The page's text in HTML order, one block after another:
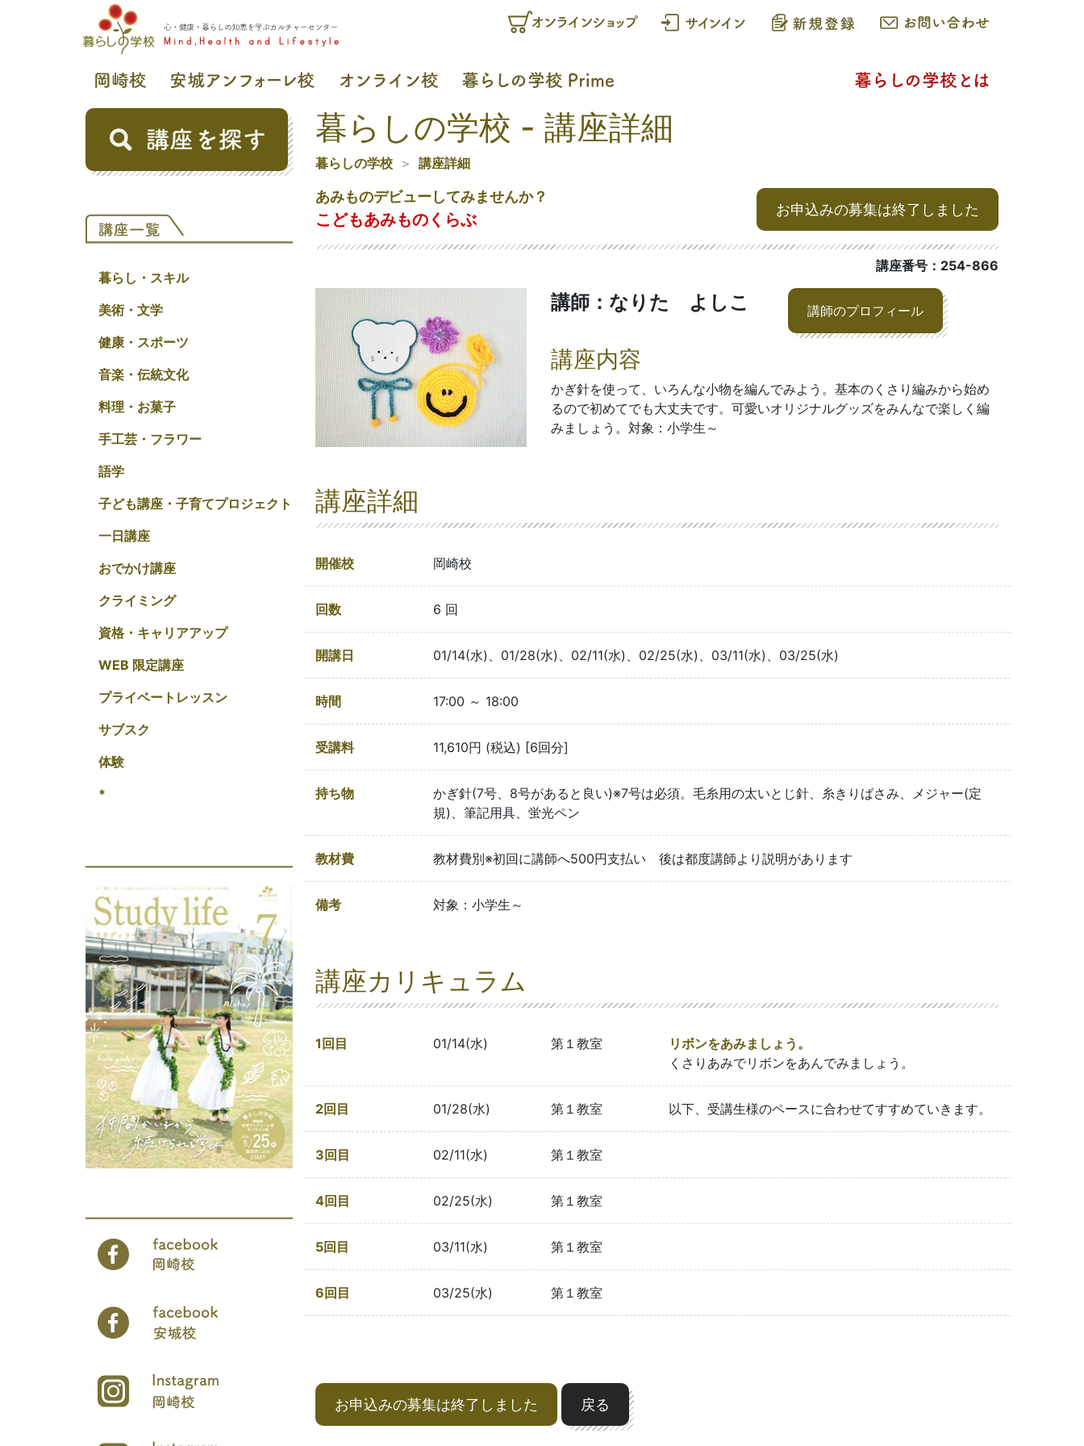
暮らし・スキル
美術・文学
健康・スポーツ
音楽・伝統文化
料理・お菓子
手工芸・フラワー
語学
子ども講座・子育てプロジェクト
一日講座
おでかけ講座
クライミング
資格・キャリアアップ
WEB 限定講座
プライベートレッスン
サブスク
体験
*
暮らしの学校 - 講座詳細
暮らしの学校 講座詳細
あみものデビューしてみませんか？
こどもあみものくらぶ
お申込みの募集は終了しました
講座番号：254-866
講師：なりた よしこ 講師のプロフィール
講座内容
かぎ針を使って、いろんな小物を編んでみよう。基本のくさり編みから始め
るので初めてでも大丈夫です。可愛いオリジナルグッズをみんなで楽しく編
みましょう。対象：小学生～
講座詳細
開催校 岡崎校
回数 6 回
開講日 01/14(水)、01/28(水)、02/11(水)、02/25(水)、03/11(水)、03/25(水)
時間 17:00 ～ 18:00
受講料 11,610円 (税込) [6回分]
持ち物
かぎ針(7号、8号があると良い)※7号は必須。毛糸用の太いとじ針、糸きりばさみ、メジャー(定
規)、筆記用具、蛍光ペン
教材費 教材費別※初回に講師へ500円支払い 後は都度講師より説明があります
備考 対象：小学生～
講座カリキュラム
1回目 01/14(水) 第１教室
リボンをあみましょう。
くさりあみでリボンをあんでみましょう。
2回目 01/28(水) 第１教室 以下、受講生様のペースに合わせてすすめていきます。
3回目 02/11(水) 第１教室
4回目 02/25(水) 第１教室
5回目 03/11(水) 第１教室
6回目 03/25(水) 第１教室
お申込みの募集は終了しました 戻る